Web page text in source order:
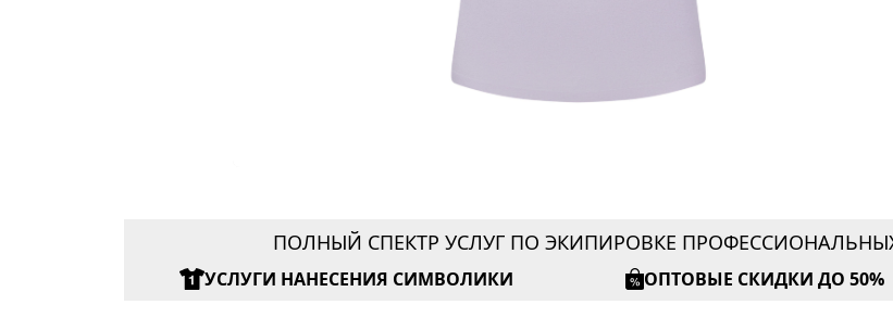
ПОЛНЫЙ СПЕКТР УСЛУГ ПО ЭКИПИРОВКЕ
УСЛУГИ НАНЕСЕНИЯ СИМВОЛИКИ ОПТОВЫЕ СКИДКИ ДО 50%